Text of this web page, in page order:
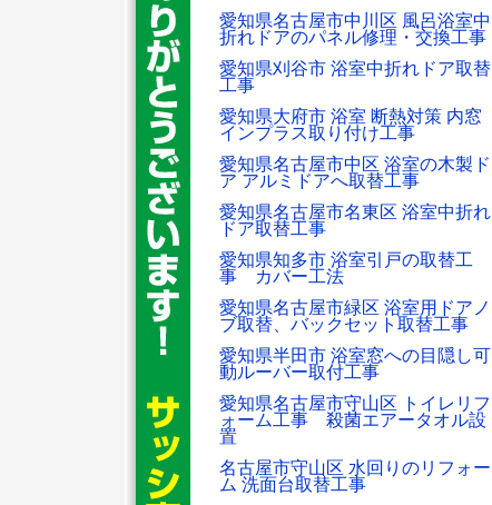
愛知県名古屋市中川区 風呂浴室中
折れドアのパネル修理・交換工事
愛知県刈谷市 浴室中折れドア取替
工事
愛知県大府市 浴室 断熱対策 内窓
インプラス取り付け工事
愛知県名古屋市中区 浴室の木製ド
ア アルミドアへ取替工事
愛知県名古屋市名東区 浴室中折れ
ドア取替工事
愛知県知多市 浴室引戸の取替工
事 カバー工法
愛知県名古屋市緑区 浴室用ドアノ
ブ取替、バックセット取替工事
愛知県半田市 浴室窓への目隠し可
動ルーバー取付工事
愛知県名古屋市守山区 トイレリフ
ォーム工事 殺菌エアータオル設
置
名古屋市守山区 水回りのリフォー
ム 洗面台取替工事